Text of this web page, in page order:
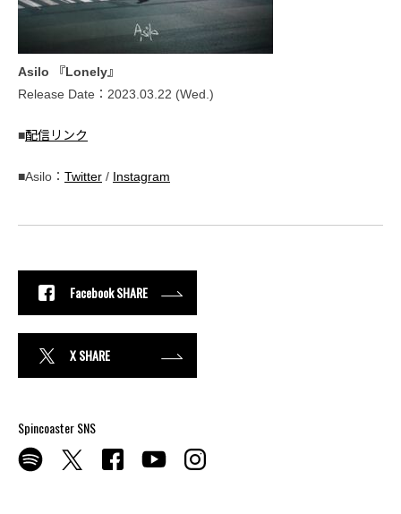
Asilo 『Lonely』
Release Date：2023.03.22 (Wed.)
■配信リンク
■Asilo： Twitter / Instagram
Facebook SHARE
X SHARE
Spincoaster SNS